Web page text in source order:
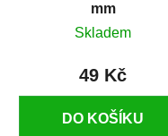
mm
Skladem
49 Kč
DO KOŠÍKU